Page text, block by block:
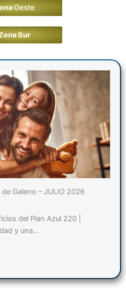
Oeste
Sur
Galeno – JULIO 2026
del Plan Azul 220 |
y una…